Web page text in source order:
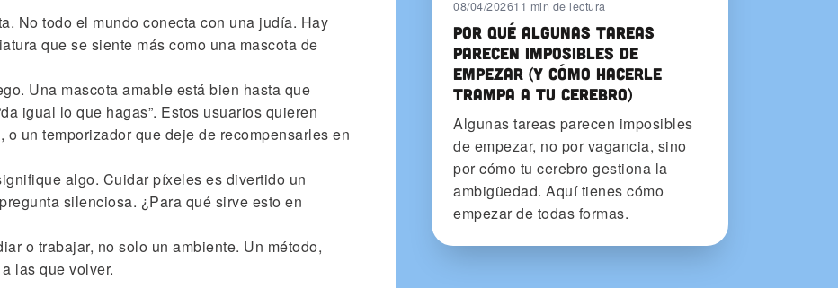
No todo el mundo conecta con una judía. Hay
que se siente más como una mascota de
Una mascota amable está bien hasta que
igual lo que hagas”. Estos usuarios quieren
o un temporizador que deje de recompensarles en
algo. Cuidar píxeles es divertido un
silenciosa. ¿Para qué sirve esto en
o trabajar, no solo un ambiente. Un método,
las que volver.
08/04/202611 min de lectura
Por qué algunas tareas
parecen imposibles de
empezar (y cómo hacerle
trampa a tu cerebro)
Algunas tareas parecen imposibles
de empezar, no por vagancia, sino
por cómo tu cerebro gestiona la
ambigüedad. Aquí tienes cómo
empezar de todas formas.